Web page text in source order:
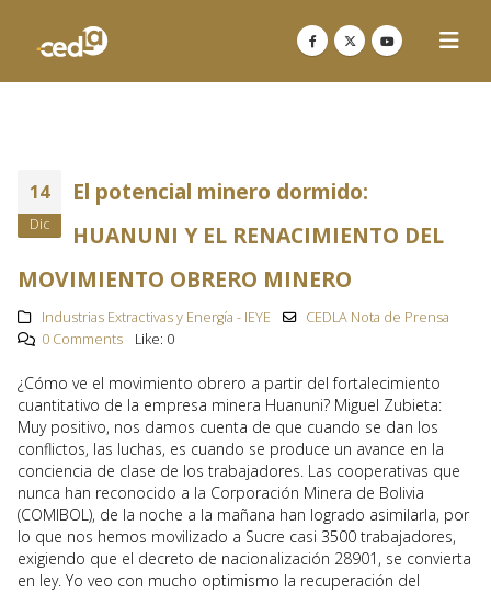
14
Dic
El potencial minero dormido:
HUANUNI Y EL RENACIMIENTO DEL
MOVIMIENTO OBRERO MINERO
Industrias Extractivas y Energía - IEYE
CEDLA Nota de Prensa
0 Comments
Like: 0
¿Cómo ve el movimiento obrero a partir del fortalecimiento
cuantitativo de la empresa minera Huanuni? Miguel Zubieta:
Muy positivo, nos damos cuenta de que cuando se dan los
conflictos, las luchas, es cuando se produce un avance en la
conciencia de clase de los trabajadores. Las cooperativas que
nunca han reconocido a la Corporación Minera de Bolivia
(COMIBOL), de la noche a la mañana han logrado asimilarla, por
lo que nos hemos movilizado a Sucre casi 3500 trabajadores,
exigiendo que el decreto de nacionalización 28901, se convierta
en ley. Yo veo con mucho optimismo la recuperación del